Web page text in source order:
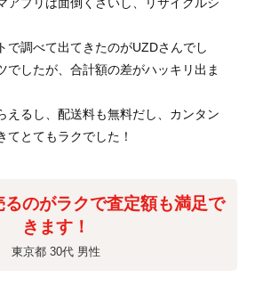
で調べて出てきたのがUZDさんでし
でしたが、合計額の差がハッキリ出ま
えるし、配送料も無料だし、カンタン
てとてもラクでした！
のがラクで査定額も満足で
きます！
東京都 30代 男性